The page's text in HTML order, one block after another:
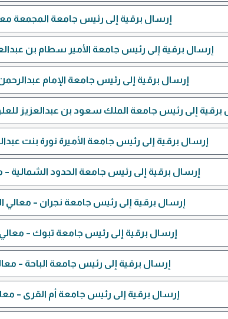
إرسال برقية إلى رئيس جامعة المجمعة
إرسال برقية إلى رئيس جامعة الأمير سطام بن
إرسال برقية إلى رئيس جامعة الإمام
برقية إلى رئيس جامعة الملك سعود بن عبدالعزيز
إرسال برقية إلى رئيس جامعة الأميرة نورة بنت
إرسال برقية إلى رئيس جامعة الحدود الشمالية –
إرسال برقية إلى رئيس جامعة نجران – معالي
إرسال برقية إلى رئيس جامعة تبوك – معالي
إرسال برقية إلى رئيس جامعة الباحة –
إرسال برقية إلى رئيس جامعة أم القرى –